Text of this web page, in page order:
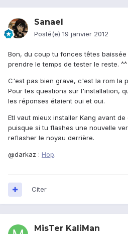
Sanael
Posté(e) 19 janvier 2012
Bon, du coup tu fonces têtes
prendre le temps de tester le reste. ^^
C'est pas bien grave, c'est la rom la
Pour tes questions sur l'installation,
les réponses étaient oui et oui.
Etl vaut mieux installer Kang avant
puisque si tu flashes une nouvelle
reflasher le noyau derrière.
@darkaz : Hop.
Citer
MisTer KaliMan